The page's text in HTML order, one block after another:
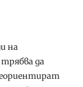
на
да